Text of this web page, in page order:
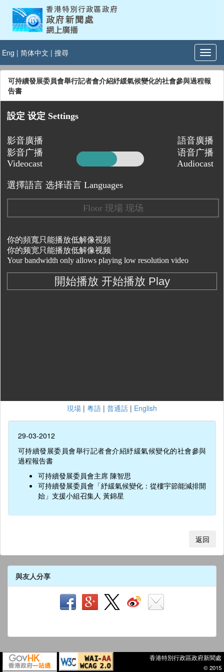
Eng | 简体中文 | 搜尋
可持續發展委員會舉行記者會介紹紓緩氣候變化的社會參與過程報
告書
現場 | 粵語 | 普通話 | English
29-03-2012
可持續發展委員會舉行記者會介紹紓緩氣候變化的社會參與
過程報告書
可持續發展委員會主席 陳智思
可持續發展委員會「紓緩氣候變化：從樓宇節能減排開
始」支援小組召集人 黃錦星
返回
與友人分享
香港特別行政區政府新聞處
© 2015